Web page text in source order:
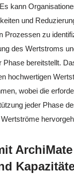
kann
und
Prozessen zu
des Wertstroms
Phase bereitstellt.
hochwertigen
wobei die
jeder Phase